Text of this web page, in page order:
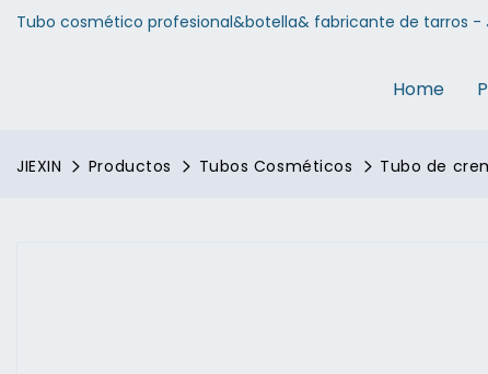
Tubo cosmético profesional&botella& fabricante de tarros -
Home
JIEXIN Productos Tubos Cosméticos Tubo de